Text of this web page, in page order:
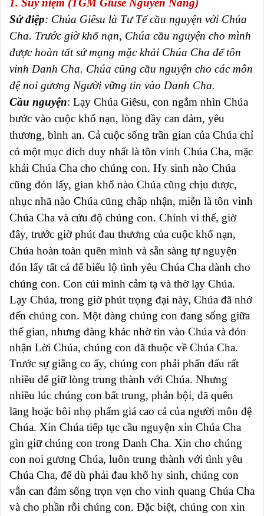
1. Suy niệm (TGM Giuse Nguyễn Năng)
Sứ điệp: Chúa Giêsu là Tư Tế cầu nguyện với Chúa
Cha. Trước giờ khổ nạn, Chúa cầu nguyện cho mình
được hoàn tất sứ mạng mặc khải Chúa Cha để tôn
vinh Danh Cha. Chúa cũng cầu nguyện cho các môn
đệ noi gương Người vững tin vào Danh Cha.
Cầu nguyện: Lạy Chúa Giêsu, con ngắm nhìn Chúa
bước vào cuộc khổ nạn, lòng đầy can đảm, yêu
thương, bình an. Cả cuộc sống trần gian của Chúa chỉ
có một mục đích duy nhất là tôn vinh Chúa Cha, mặc
khải Chúa Cha cho chúng con. Hy sinh nào Chúa
cũng đón lấy, gian khổ nào Chúa cũng chịu được,
nhục nhã nào Chúa cũng chấp nhận, miễn là tôn vinh
Chúa Cha và cứu độ chúng con. Chính vì thế, giờ
đây, trước giờ phút đau thương của cuộc khổ nạn,
Chúa hoàn toàn quên mình và sẵn sàng tự nguyện
đón lấy tất cả để biểu lộ tình yêu Chúa Cha dành cho
chúng con. Con cúi mình cảm tạ và thờ lạy Chúa.
Lạy Chúa, trong giờ phút trọng đại này, Chúa đã nhớ
đến chúng con. Một đàng chúng con đang sống giữa
thế gian, nhưng đàng khác nhờ tin vào Chúa và đón
nhận Lời Chúa, chúng con đã thuộc về Chúa Cha.
Trước sự giằng co ấy, chúng con phải phấn đấu rất
nhiều để giữ lòng trung thành với Chúa. Nhưng
nhiều lúc chúng con bất trung, phản bội, đã quên
lãng hoặc bôi nhọ phẩm giá cao cả của người môn đệ
Chúa. Xin Chúa tiếp tục cầu nguyện xin Chúa Cha
gìn giữ chúng con trong Danh Cha. Xin cho chúng
con noi gương Chúa, luôn trung thành với tình yêu
Chúa Cha, để dù phải đau khổ hy sinh, chúng con
vẫn can đảm sống trọn vẹn cho vinh quang Chúa Cha
và cho phần rỗi chúng con. Đặc biệt, chúng con xin